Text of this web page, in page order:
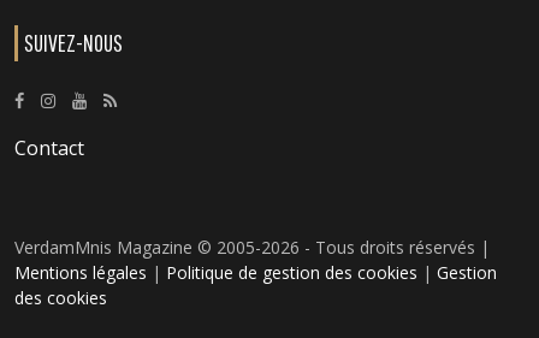
SUIVEZ-NOUS
Contact
VerdamMnis Magazine © 2005-2026 - Tous droits réservés |
Mentions légales | Politique de gestion des cookies | Gestion
des cookies